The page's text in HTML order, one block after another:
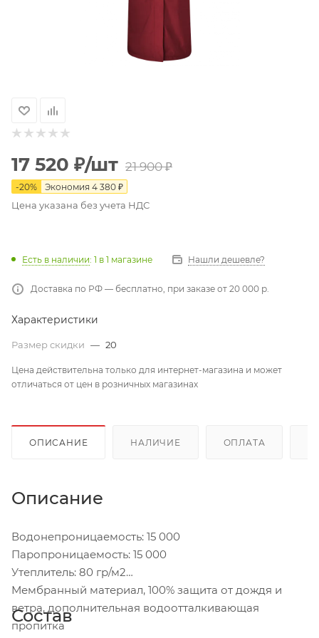
17 520 ₽/шт 21 900₽
-20% Экономия 4 380 ₽
Цена указана без учета НДС
Есть в наличии: 1 в 1 магазине Нашли дешевле?
Доставка по РФ — бесплатно, при заказе от 20 000 р.
Характеристики
Размер скидки — 20
Цена действительна только для интернет-магазина и может
отличаться от цен в розничных магазинах
ОПИСАНИЕ НАЛИЧИЕ ОПЛАТА
Описание
Водонепроницаемость: 15 000
Паропроницаемость: 15 000
Утеплитель: 80 гр/м2
Мембранный материал, 100% защита от дождя и
ветра, дополнительная водоотталкивающая
пропитка
Состав